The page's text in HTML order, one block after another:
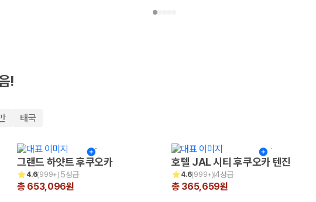
!
태국
그랜드 하얏트 후쿠오카
4.6(999+)5성급
총 653,096원
호텔 JAL 시티 후쿠오카 텐진
4.6(999+)4성급
총 365,659원